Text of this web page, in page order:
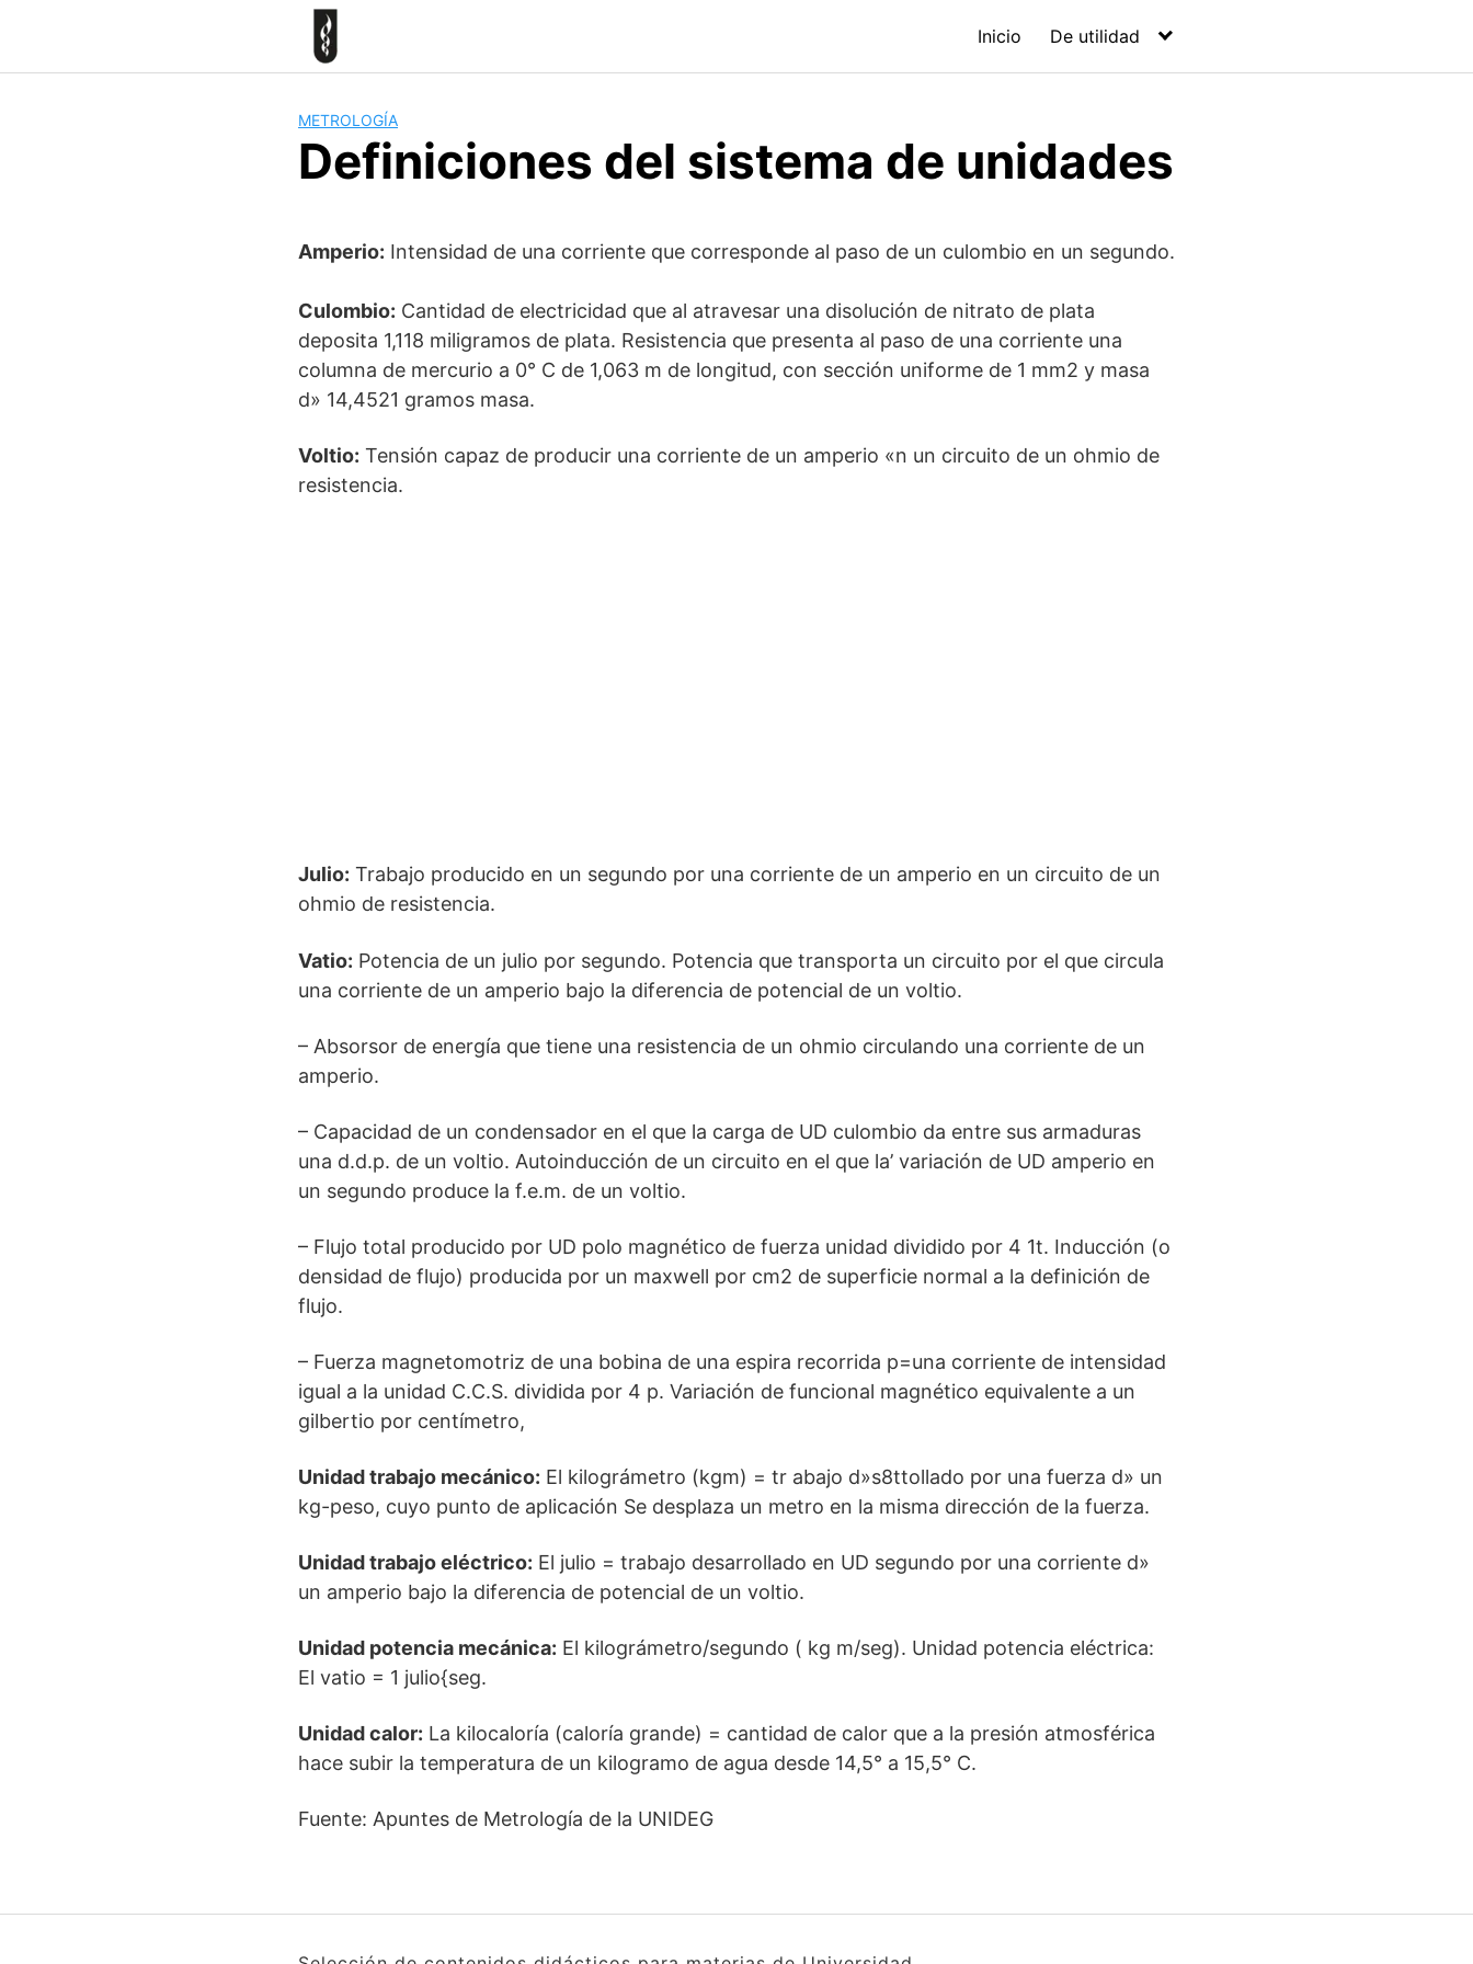
Inicio De utilidad
METROLOGÍA
Definiciones del sistema de unidades
Amperio: Intensidad de una corriente que corresponde al paso de un culombio en un segundo.
Culombio: Cantidad de electricidad que al atravesar una disolución de nitrato de plata
deposita 1,118 miligramos de plata. Resistencia que presenta al paso de una corriente una
columna de mercurio a 0° C de 1,063 m de longitud, con sección uniforme de 1 mm2 y masa
d» 14,4521 gramos masa.
Voltio: Tensión capaz de producir una corriente de un amperio «n un circuito de un ohmio de
resistencia.
Julio: Trabajo producido en un segundo por una corriente de un amperio en un circuito de un
ohmio de resistencia.
Vatio: Potencia de un julio por segundo. Potencia que transporta un circuito por el que circula
una corriente de un amperio bajo la diferencia de potencial de un voltio.
– Absorsor de energía que tiene una resistencia de un ohmio circulando una corriente de un
amperio.
– Capacidad de un condensador en el que la carga de UD culombio da entre sus armaduras
una d.d.p. de un voltio. Autoinducción de un circuito en el que la’ variación de UD amperio en
un segundo produce la f.e.m. de un voltio.
– Flujo total producido por UD polo magnético de fuerza unidad dividido por 4 1t. Inducción (o
densidad de flujo) producida por un maxwell por cm2 de superficie normal a la definición de
flujo.
– Fuerza magnetomotriz de una bobina de una espira recorrida p=una corriente de intensidad
igual a la unidad C.C.S. dividida por 4 p. Variación de funcional magnético equivalente a un
gilbertio por centímetro,
Unidad trabajo mecánico: El kilográmetro (kgm) = tr abajo d»s8ttollado por una fuerza d» un
kg-peso, cuyo punto de aplicación Se desplaza un metro en la misma dirección de la fuerza.
Unidad trabajo eléctrico: El julio = trabajo desarrollado en UD segundo por una corriente d»
un amperio bajo la diferencia de potencial de un voltio.
Unidad potencia mecánica: El kilográmetro/segundo ( kg m/seg). Unidad potencia eléctrica:
El vatio = 1 julio{seg.
Unidad calor: La kilocaloría (caloría grande) = cantidad de calor que a la presión atmosférica
hace subir la temperatura de un kilogramo de agua desde 14,5° a 15,5° C.
Fuente: Apuntes de Metrología de la UNIDEG